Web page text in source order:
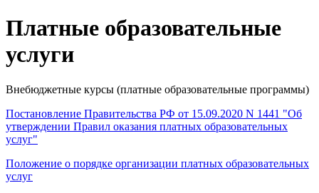
Платные образовательные
услуги
Внебюджетные курсы (платные образовательные программы)
Постановление Правительства РФ от 15.09.2020 N 1441 "Об
утверждении Правил оказания платных образовательных
услуг"
Положение о порядке организации платных образовательных
услуг